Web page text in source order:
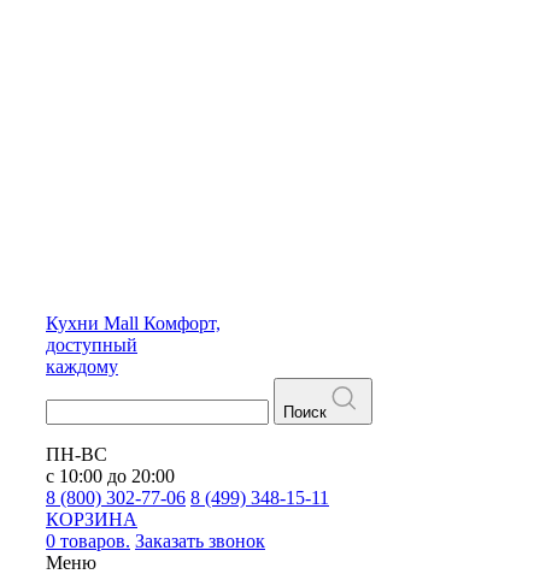
Кухни Mall Комфорт,
доступный
каждому
Поиск
ПН-ВС
с 10:00 до 20:00
8 (800) 302-77-06 8 (499) 348-15-11
КОРЗИНА
0 товаров. Заказать звонок
Меню